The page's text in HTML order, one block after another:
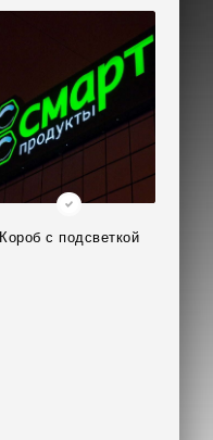
Короб с подсветкой